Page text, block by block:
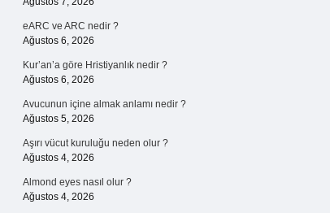
eARC ve ARC nedir ?
Ağustos 6, 2026
Kur’an’a göre Hristiyanlık nedir ?
Ağustos 6, 2026
Avucunun içine almak anlamı nedir ?
Ağustos 5, 2026
Aşırı vücut kuruluğu neden olur ?
Ağustos 4, 2026
Almond eyes nasıl olur ?
Ağustos 4, 2026